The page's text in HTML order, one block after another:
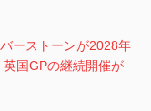
ーストーンが2028年
国GPの継続開催が